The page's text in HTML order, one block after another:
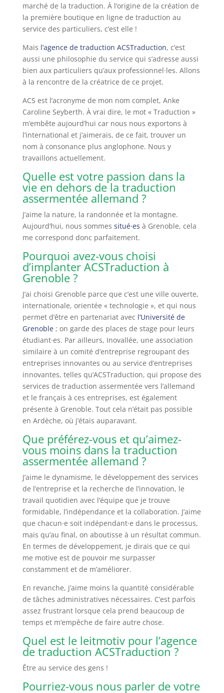
marché de la traduction. À l’origine de la création de
la première boutique en ligne de traduction au
service des particuliers, c’est elle !
Mais l’agence de traduction ACSTraduction, c’est
aussi une philosophie du service qui s’adresse aussi
bien aux particuliers qu’aux professionnel·les. Allons
à la rencontre de la créatrice de ce projet.
ACS est l’acronyme de mon nom complet, Anke
Caroline Seyberth. À vrai dire, le mot « Traduction »
m’embête aujourd’hui car nous nous exportons à
l’international et j’aimerais, de ce fait, trouver un
nom à consonance plus anglophone. Nous y
travaillons actuellement.
Quelle est votre passion dans la
vie en dehors de la traduction
assermentée allemand ?
J’aime la nature, la randonnée et la montagne.
Aujourd’hui, nous sommes situé·es à Grenoble, cela
me correspond donc parfaitement.
Pourquoi avez-vous choisi
d’implanter ACSTraduction à
Grenoble ?
J’ai choisi Grenoble parce que c’est une ville ouverte,
internationale, orientée « technologie », et qui nous
permet d’être en partenariat avec l’Université de
Grenoble; on garde des places de stage pour leurs
étudiant·es. Par ailleurs, Inovallée, une association
similaire à un comité d’entreprise regroupant des
entreprises innovantes ou au service d’entreprises
innovantes, telles qu’ACSTraduction, qui propose des
services de traduction assermentée vers l’allemand
et le français à ces entreprises, est également
présente à Grenoble. Tout cela n’était pas possible
en Ardèche, où j’étais auparavant.
Que préférez-vous et qu’aimez-
vous moins dans la traduction
assermentée allemand ?
J’aime le dynamisme, le développement des services
de l’entreprise et la recherche de l’innovation, le
travail quotidien avec l’équipe que je trouve
formidable, l’indépendance et la collaboration. J’aime
que chacun·e soit indépendant·e dans le processus,
mais qu’au final, on aboutisse à un résultat commun.
En termes de développement, je dirais que ce qui
me motive est de pouvoir me surpasser
constamment et de m’améliorer.
En revanche, j’aime moins la quantité considérable
de tâches administratives nécessaires. C’est parfois
assez frustrant lorsque cela prend beaucoup de
temps et m’empêche de faire autre chose.
Quel est le leitmotiv pour l’agence
de traduction ACSTraduction ?
Être au service des gens !
Pourriez-vous nous parler de votre